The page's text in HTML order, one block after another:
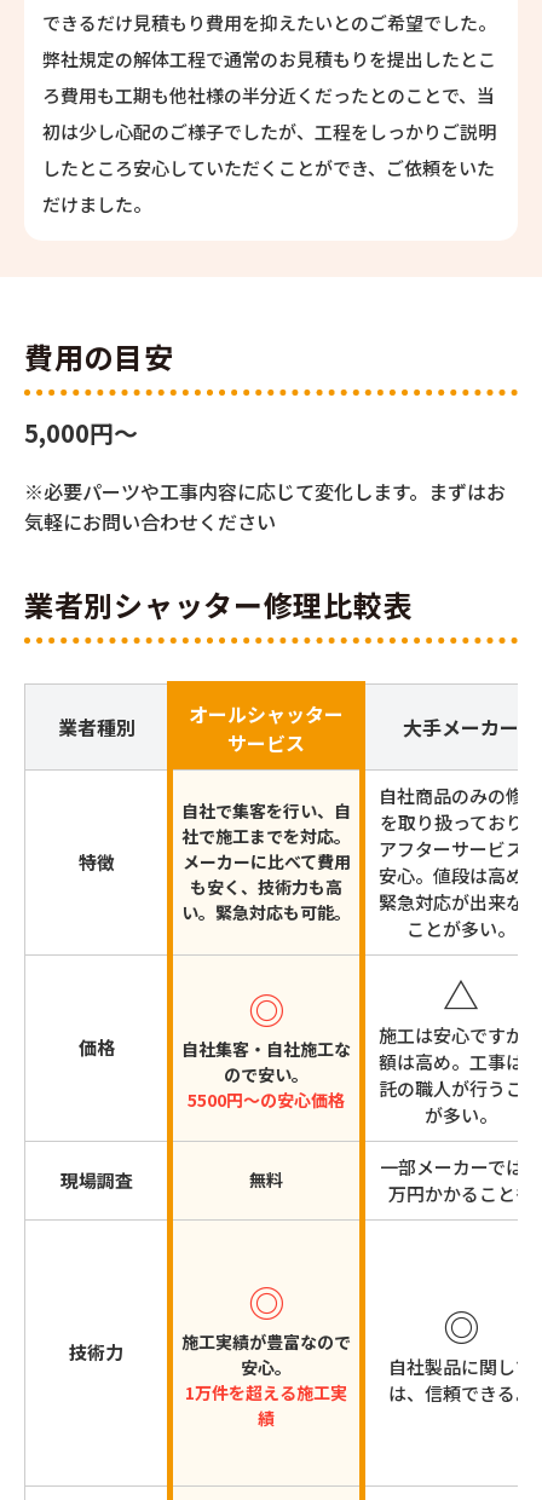
できるだけ見積もり費用を抑えたいとのご希望でした。
弊社規定の解体工程で通常のお見積もりを提出したとこ
ろ費用も工期も他社様の半分近くだったとのことで、当
初は少し心配のご様子でしたが、工程をしっかりご説明
したところ安心していただくことができ、ご依頼をいた
だけました。
費用の目安
5,000円〜
※必要パーツや工事内容に応じて変化します。まずはお
気軽にお問い合わせください
業者別シャッター修理比較表
業者種別
オールシャッター
サービス
大手メーカー
特徴
自社で集客を行い、自
社で施工までを対応。
メーカーに比べて費用
も安く、技術力も高
い。緊急対応も可能。
自社商品のみの修理
を取り扱っており、
アフターサービスは
安心。値段は高めで
緊急対応が出来ない
ことが多い。
価格
◎
自社集客・自社施工な
ので安い。
5500円～の安心価格
△
施工は安心ですが金
額は高め。工事は委
託の職人が行うこと
が多い。
現場調査 無料 一部メーカーでは
万円かかることも
技術力
◎
施工実績が豊富なので
安心。
1万件を超える施工実
績
◎
自社製品に関して
は、信頼できる。